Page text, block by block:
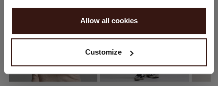
Allow all cookies
Customize
CONTINUER